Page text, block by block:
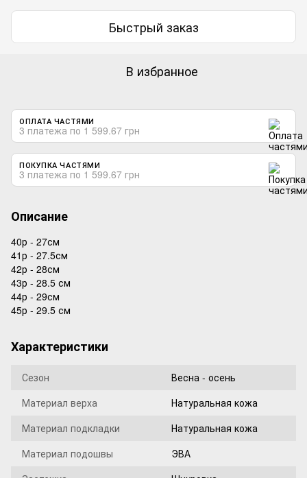
Быстрый заказ
В избранное
ОПЛАТА ЧАСТЯМИ
3 платежа по 1 599.67 грн
ПОКУПКА ЧАСТЯМИ
3 платежа по 1 599.67 грн
Описание
40р - 27см
41р - 27.5см
42р - 28см
43р - 28.5 см
44р - 29см
45р - 29.5 см
Характеристики
Сезон
Весна - осень
Материал верха
Натуральная кожа
Материал подкладки
Натуральная кожа
Материал подошвы
ЭВА